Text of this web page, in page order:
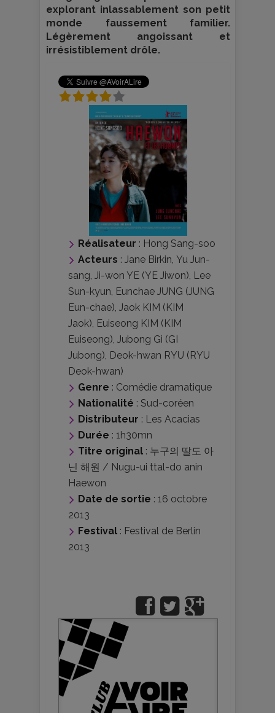
explorant inlassablement son petit
monde faussement familier.
Légèrement angoissant et
irrésistiblement drôle.
Réalisateur : Hong Sang-soo
Acteurs : Jane Birkin, Yu Jun-
sang, Ji-won YE (YE Jiwon), Lee
Sun-kyun, Eunchae JUNG (JUNG
Eun-chae), Jaok KIM (KIM
Jaok), Euiseong KIM (KIM
Euiseong), Jubong Gi (GI
Jubong), Deok-hwan RYU (RYU
Deok-hwan)
Genre : Comédie dramatique
Nationalité : Sud-coréen
Distributeur : Les Acacias
Durée : 1h30mn
Titre original : 누구의 딸도 아
닌 해원 / Nugu-ui ttal-do anin
Haewon
Date de sortie : 16 octobre
2013
Festival : Festival de Berlin
2013